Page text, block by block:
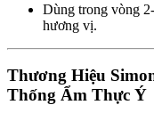
Dùng trong vòng
hương vị.
Thương Hiệu
Thống Ẩm Thực Ý